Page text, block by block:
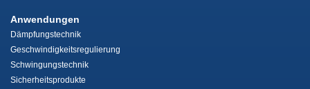
Anwendungen
Dämpfungstechnik
Geschwindigkeitsregulierung
Schwingungstechnik
Sicherheitsprodukte